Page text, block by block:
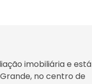
imobiliária e está
no centro de